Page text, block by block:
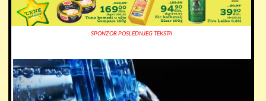
SPONZOR POSLEDNJEG TEKSTA